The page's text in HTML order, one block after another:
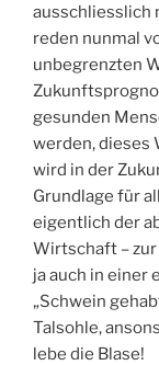
ausschliesslich
reden nunmal
unbegrenzten
gesunden
werden, dieses
wird in der
Grundlage für
eigentlich der
Wirtschaft –
ja auch in einer
„Schwein
Talsohle,
lebe die Blase!